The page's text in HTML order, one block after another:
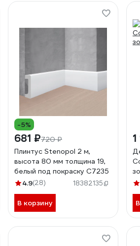
-5%
681 ₽720 ₽
Плинтус Stenopol 2 м,
высота 80 мм толщина 19,
белый под покраску C7235
4.9(28) 18382135
В корзину